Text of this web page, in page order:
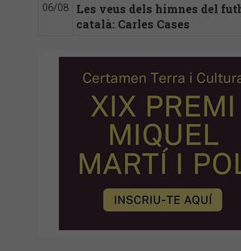
06/08
Les veus dels himnes del
català: Carles Cases